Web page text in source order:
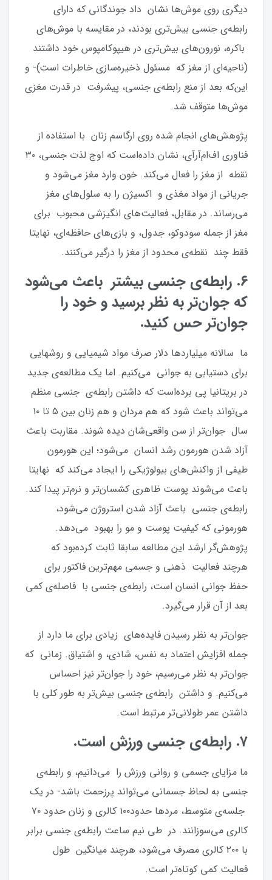
دیگری روی موش‌ها نشان داد جوندگانی که دارای
رابطه‌ی جنسی بیش‌تری بودند، در مقایسه با موش‌های
باکره، نورون‌های بیش‌تری در هیپوکامپوس خود داشتند
(ناحیه‌ای از مغز که مسئول ذخیره‌سازی خاطرات است)- و
این‌که بعد از منع رابطه‌ی جنسی، پیشرفت در قدرت مغزی
موش‌ها متوقف شد.
پژوهش‌های انجام شده روی ارگاسم زنان با استفاده از
فناوری اف‌ام‌آرآی، نشان داده‌است که اوج لذت جنسی، ۳۰
نقطه از مغز را فعال می‌کند. خون وارد مغز می‌شود و
جریانی از مواد مغذی و اکسیژن را به سلول‌های مغز
می‌رساند. در مقابل، فعالیت‌های انگیزشی محبوب برای
مغز از جمله سودوکو، جدول، و بازی‌های حافظه‌ای، نهایتا
فقط چند نقطه‌ی محدود از مغز را درگیر می‌کنند.
۶. رابطه‌ی جنسی بیشتر باعث می‌شود
که جوان‌تر به نظر برسید و خود را
جوان‌تر حس کنید.
ما سالانه میلیاردها دلار صرف مواد شیمیایی و روشهایی
برای دستیابی به جوانی می‌کنیم. اما یک مطالعه‌ی جدید
در بریتانیا پی برده‌است که داشتن رابطه‌ی جنسی منظم
می‌تواند باعث شود که هم مردان و هم زنان بین ۵ تا ۱۰
سال جوان‌تر از سن واقعی‌شان دیده شوند. مقاربت باعث
آزاد شدن هورمون رشد انسان می‌شود؛ این هورمون
طیفی از واکنش‌های بیولوژیکی را ایجاد می‌کند که نهایتا
باعث می‌شوند پوست ظاهری کشسان‌تر و نرم‌تر پیدا کند.
رابطه‌ی جنسی باعث آزاد شدن استروژن می‌شود،
هورمونی که کیفیت پوست و مو را بهبود می‌دهد.
پژوهش‌گر ارشد این مطالعه سابقا ثابت کرده‌بود که
هرچند فعالیت ذهنی و جسمی مهم‌ترین فاکتور برای
حفظ جوانی انسان است، رابطه‌ی جنسی با فاصله‌ی کمی
بعد از آن قرار می‌گیرد.
جوان‌تر به نظر رسیدن فایده‌های زیادی برای ما دارد از
جمله افزایش اعتماد به نفس، شادی، و اشتیاق. زمانی که
جوان‌تر به نظر می‌رسیم، خود را جوان‌تر نیز احساس
می‌کنیم. و داشتن رابطه‌ی جنسی بیش‌تر به طور کلی با
داشتن عمر طولانی‌تر مرتبط است.
۷. رابطه‌ی جنسی ورزش است.
ما مزایای جسمی و روانی ورزش را می‌دانیم، و رابطه‌ی
جنسی به لحاظ جسمانی می‌تواند پرزحمت باشد- در یک
جلسه‌‌ی متوسط، مردها حدود۱۰۰ کالری و زنان حدود ۷۰
کالری می‌سوزانند. در طی نیم ساعت رابطه‌ی جنسی برابر
با ۲۰۰ کالری مصرف می‌شود، هرچند میانگین طول
فعالیت کمی کوتاه‌تر است.